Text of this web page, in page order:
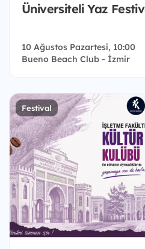
Üniversiteli Yaz
10 Ağustos Pazartesi, 10:00
Bueno Beach Club - İzmir
Festival